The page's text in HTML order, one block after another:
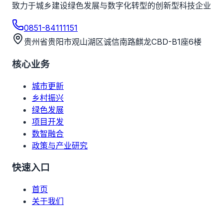
致力于城乡建设绿色发展与数字化转型的创新型科技企业
0851-84111151
贵州省贵阳市观山湖区诚信南路麒龙CBD-B1座6楼
核心业务
城市更新
乡村振兴
绿色发展
项目开发
数智融合
政策与产业研究
快速入口
首页
关于我们